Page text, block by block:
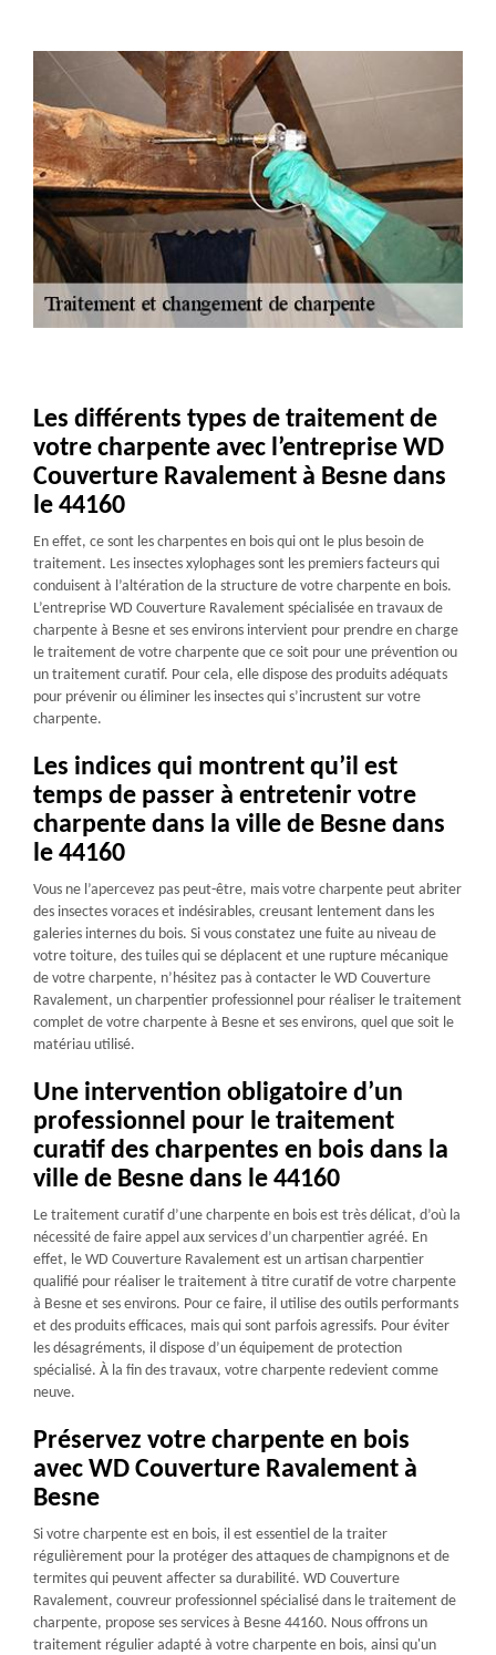
Les différents types de traitement de
votre charpente avec l’entreprise WD
Couverture Ravalement à Besne dans
le 44160
En effet, ce sont les charpentes en bois qui ont le plus besoin de
traitement. Les insectes xylophages sont les premiers facteurs qui
conduisent à l’altération de la structure de votre charpente en bois.
L’entreprise WD Couverture Ravalement spécialisée en travaux de
charpente à Besne et ses environs intervient pour prendre en charge
le traitement de votre charpente que ce soit pour une prévention ou
un traitement curatif. Pour cela, elle dispose des produits adéquats
pour prévenir ou éliminer les insectes qui s’incrustent sur votre
charpente.
Les indices qui montrent qu’il est
temps de passer à entretenir votre
charpente dans la ville de Besne dans
le 44160
Vous ne l’apercevez pas peut-être, mais votre charpente peut abriter
des insectes voraces et indésirables, creusant lentement dans les
galeries internes du bois. Si vous constatez une fuite au niveau de
votre toiture, des tuiles qui se déplacent et une rupture mécanique
de votre charpente, n’hésitez pas à contacter le WD Couverture
Ravalement, un charpentier professionnel pour réaliser le traitement
complet de votre charpente à Besne et ses environs, quel que soit le
matériau utilisé.
Une intervention obligatoire d’un
professionnel pour le traitement
curatif des charpentes en bois dans la
ville de Besne dans le 44160
Le traitement curatif d’une charpente en bois est très délicat, d’où la
nécessité de faire appel aux services d’un charpentier agréé. En
effet, le WD Couverture Ravalement est un artisan charpentier
qualifié pour réaliser le traitement à titre curatif de votre charpente
à Besne et ses environs. Pour ce faire, il utilise des outils performants
et des produits efficaces, mais qui sont parfois agressifs. Pour éviter
les désagréments, il dispose d’un équipement de protection
spécialisé. À la fin des travaux, votre charpente redevient comme
neuve.
Préservez votre charpente en bois
avec WD Couverture Ravalement à
Besne
Si votre charpente est en bois, il est essentiel de la traiter
régulièrement pour la protéger des attaques de champignons et de
termites qui peuvent affecter sa durabilité. WD Couverture
Ravalement, couvreur professionnel spécialisé dans le traitement de
charpente, propose ses services à Besne 44160. Nous offrons un
traitement régulier adapté à votre charpente en bois, ainsi qu'un